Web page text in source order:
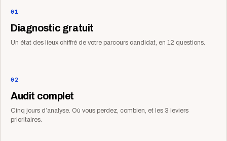
01
Diagnostic gratuit
Un état des lieux chiffré de votre parcours candidat, en 12 questions.
02
Audit complet
Cinq jours d’analyse. Où vous perdez, combien, et les 3 leviers
prioritaires.